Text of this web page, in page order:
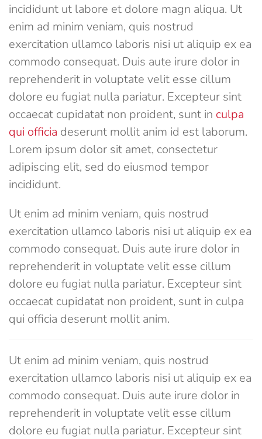
incididunt ut labore et dolore magn aliqua. Ut
enim ad minim veniam, quis nostrud
exercitation ullamco laboris nisi ut aliquip ex ea
commodo consequat. Duis aute irure dolor in
reprehenderit in voluptate velit esse cillum
dolore eu fugiat nulla pariatur. Excepteur sint
occaecat cupidatat non proident, sunt in culpa
qui officia deserunt mollit anim id est laborum.
Lorem ipsum dolor sit amet, consectetur
adipiscing elit, sed do eiusmod tempor
incididunt.
Ut enim ad minim veniam, quis nostrud
exercitation ullamco laboris nisi ut aliquip ex ea
commodo consequat. Duis aute irure dolor in
reprehenderit in voluptate velit esse cillum
dolore eu fugiat nulla pariatur. Excepteur sint
occaecat cupidatat non proident, sunt in culpa
qui officia deserunt mollit anim.
Ut enim ad minim veniam, quis nostrud
exercitation ullamco laboris nisi ut aliquip ex ea
commodo consequat. Duis aute irure dolor in
reprehenderit in voluptate velit esse cillum
dolore eu fugiat nulla pariatur. Excepteur sint